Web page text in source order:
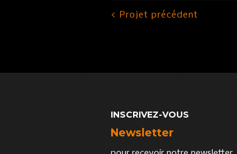
< Projet précédent
INSCRIVEZ-VOUS
Newsletter